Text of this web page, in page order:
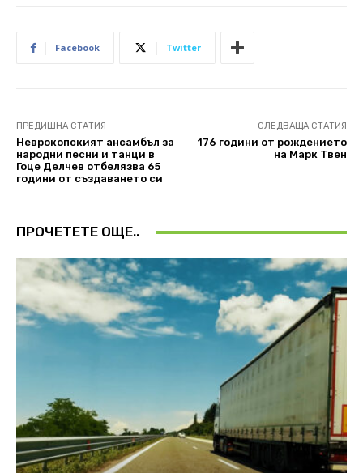
Facebook Twitter
ПРЕДИШНА СТАТИЯ
Неврокопският ансамбъл за
народни песни и танци в
Гоце Делчев отбелязва 65
години от създаването си
СЛЕДВАЩА СТАТИЯ
176 години от рождението
на Марк Твен
ПРОЧЕТЕТЕ ОЩЕ..